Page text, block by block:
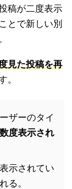
稿が二度表示
とで新しい別
見た投稿を再
。
ザーのタイ
度表示され
示されてい
る。